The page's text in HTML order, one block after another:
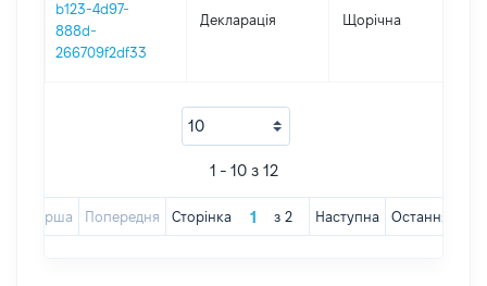
b123-4d97-
888d-
266709f2df33
Декларація Щорічна
1 - 10 з 12
Перша Попередня Сторінка з 2 Наступна Остання